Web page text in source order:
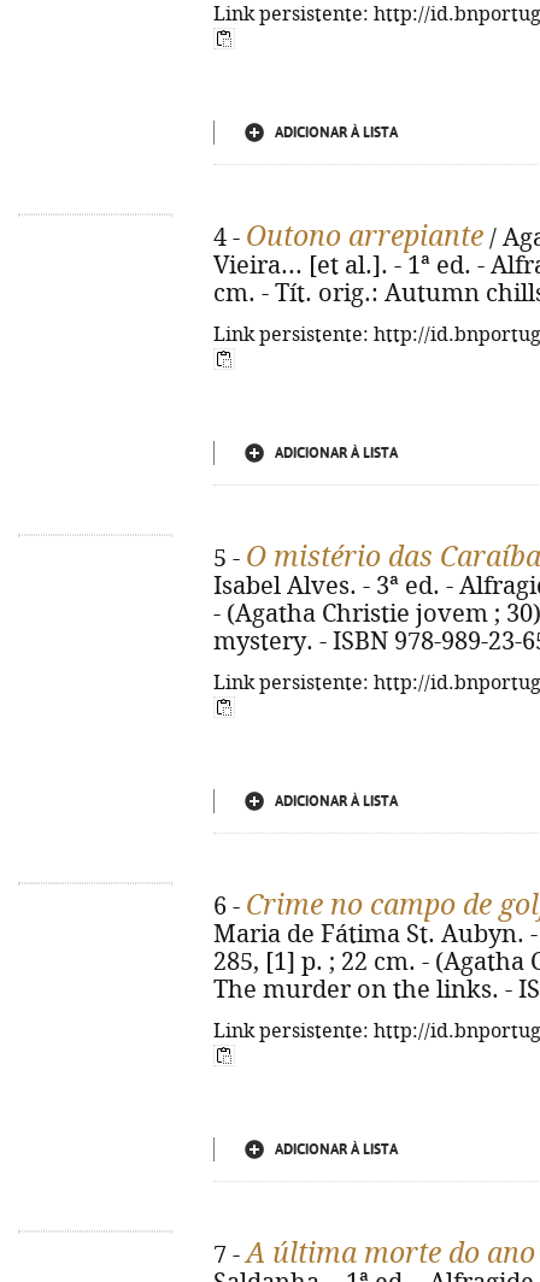
Link persistente: http://
ADICIONAR À LISTA
4 - Outono arrepiante /
Vieira... [et al.]. - 1ª ed. -
cm. - Tít. orig.: Autumn
Link persistente: http://
ADICIONAR À LISTA
5 - O mistério das
Isabel Alves. - 3ª ed. -
- (Agatha Christie jovem ;
mystery. - ISBN 978-989-23-
Link persistente: http://
ADICIONAR À LISTA
6 - Crime no campo de
Maria de Fátima St. Aubyn.
285, [1] p. ; 22 cm. -
The murder on the links. -
Link persistente: http://
ADICIONAR À LISTA
7 -A última morte do ano